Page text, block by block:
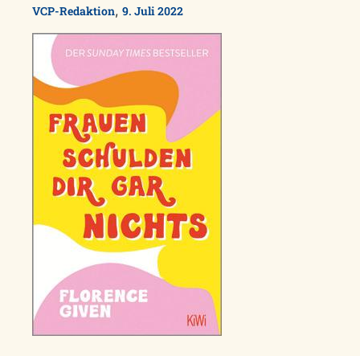
VCP-Redaktion, 9. Juli 2022